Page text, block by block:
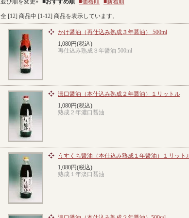
並び順を変更» ■おすすめ順 ■価格順 ■新着順
全 [12] 商品中 [1-12] 商品を表示しています。
かけ醤油（再仕込み熟成３年醤油） 500ml
1,080円(税込)
再仕込み熟成３年醤油 500ml
濃口醤油（本仕込み熟成２年醤油）１リットル
1,080円(税込)
熟成２年濃口醤油
うすくち醤油（本仕込み熟成１年醤油）１リット
1,080円(税込)
熟成１年淡口醤油